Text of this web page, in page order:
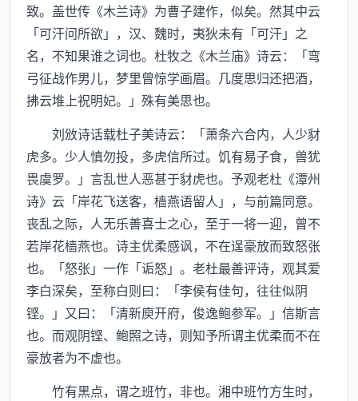
致。盖世传《木兰诗》为曹子建作，似矣。然其中云
「可汗问所欲」，汉、魏时，夷狄未有「可汗」之
名，不知果谁之词也。杜牧之《木兰庙》诗云：「弯
弓征战作男儿，梦里曾惊学画眉。几度思归还把酒，
拂云堆上祝明妃。」殊有美思也。
刘攽诗话载杜子美诗云：「萧条六合内，人少豺
虎多。少人慎勿投，多虎信所过。饥有易子食，兽犹
畏虞罗。」言乱世人恶甚于豺虎也。予观老杜《潭州
诗》云「岸花飞送客，樯燕语留人」，与前篇同意。
丧乱之际，人无乐善喜士之心，至于一将一迎，曾不
若岸花樯燕也。诗主优柔感讽，不在逞豪放而致怒张
也。「怒张」一作「诟怒」。老杜最善评诗，观其爱
李白深矣，至称白则曰：「李侯有佳句，往往似阴
铿。」又曰：「清新庾开府，俊逸鲍参军。」信斯言
也。而观阴铿、鲍照之诗，则知予所谓主优柔而不在
豪放者为不虚也。
竹有黑点，谓之班竹，非也。湘中班竹方生时，